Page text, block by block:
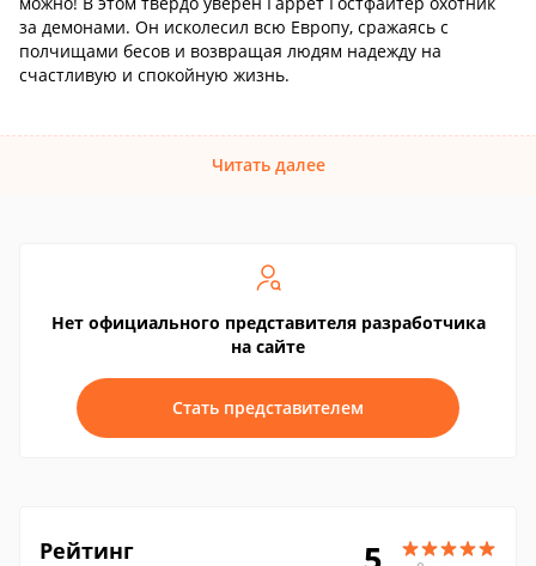
за демонами. Он исколесил всю Европу, сражаясь с
полчищами бесов и возвращая людям надежду на
счастливую и спокойную жизнь.
Читать далее
Нет официального представителя разработчика
на сайте
Стать представителем
Рейтинг